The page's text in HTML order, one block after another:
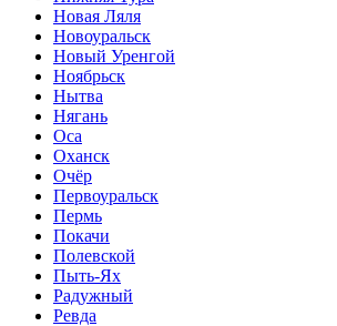
Новая Ляля
Новоуральск
Новый Уренгой
Ноябрьск
Нытва
Нягань
Оса
Оханск
Очёр
Первоуральск
Пермь
Покачи
Полевской
Пыть-Ях
Радужный
Ревда